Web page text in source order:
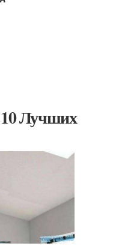
Лучших